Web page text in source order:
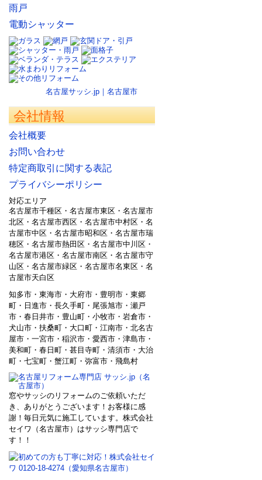
雨戸
電動シャッター
名古屋サッシ.jp｜名古屋市
会社情報
会社概要
お問い合わせ
特定商取引に関する表記
プライバシーポリシー
対応エリア
名古屋市千種区・名古屋市東区・名古屋市
北区・名古屋市西区・名古屋市中村区・名
古屋市中区・名古屋市昭和区・名古屋市瑞
穂区・名古屋市熱田区・名古屋市中川区・
名古屋市港区・名古屋市南区・名古屋市守
山区・名古屋市緑区・名古屋市名東区・名
古屋市天白区
知多市・東海市・大府市・豊明市・東郷
町・日進市・長久手町・尾張旭市・瀬戸
市・春日井市・豊山町・小牧市・岩倉市・
犬山市・扶桑町・大口町・江南市・北名古
屋市・一宮市・稲沢市・愛西市・津島市・
美和町・春日町・甚目寺町・清須市・大治
町・七宝町・蟹江町・弥富市・飛島村
窓やサッシのリフォームのご依頼いただ
き、ありがとうございます！お客様に感
謝！毎日元気に施工しています。株式会社
セイワ（名古屋市）はサッシ専門店で
す！！